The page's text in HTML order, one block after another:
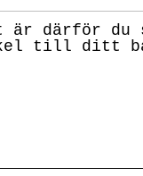
är därför du
till ditt